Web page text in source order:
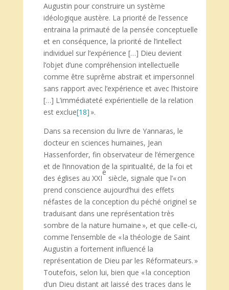
Augustin pour construire un système
idéologique austère. La priorité de l’essence
entraina la primauté de la pensée conceptuelle
et en conséquence, la priorité de l’intellect
individuel sur l’expérience […] Dieu devient
l’objet d’une compréhension intellectuelle
comme être suprême abstrait et impersonnel
sans rapport avec l’expérience et avec l’histoire
[…] L’immédiateté expérientielle de la relation
est exclue[18] ».
Dans sa recension du livre de Yannaras, le
docteur en sciences humaines, Jean
Hassenforder, fin observateur de l’émergence
et de l’innovation de la spiritualité, de la foi et
des églises au XXI
e
siècle, signale que l’« on
prend conscience aujourd’hui des effets
néfastes de la conception du péché originel se
traduisant dans une représentation très
sombre de la nature humaine », et que celle-ci,
comme l’ensemble de « la théologie de Saint
Augustin a fortement influencé la
représentation de Dieu par les Réformateurs. »
Toutefois, selon lui, bien que « la conception
d’un Dieu distant ait laissé des traces dans le